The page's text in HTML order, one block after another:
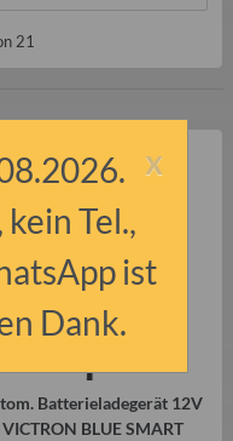
21
Batterieladegerät 12V
VICTRON BLUE SMART
x
Tel.,
ist
Dank.